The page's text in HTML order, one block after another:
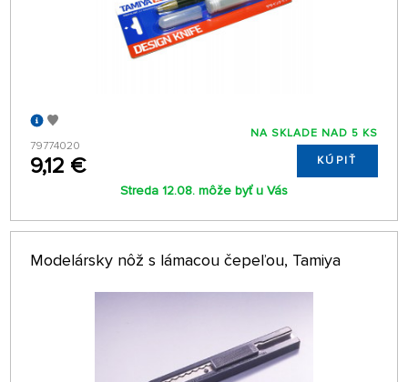
79774020
9,12 €
NA SKLADE NAD 5 KS
KÚPIŤ
Streda 12.08. môže byť u Vás
Modelársky nôž s lámacou čepeľou, Tamiya